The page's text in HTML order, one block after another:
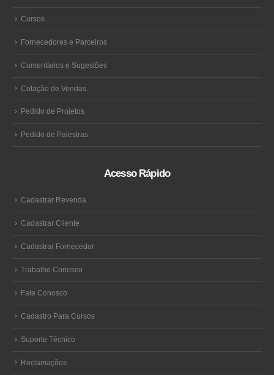
Cursos
Fornecedores e Parceiros
Comentários e Sugestões
Cotação de Vendas
Pedido de Projetos
Pedido de Palestras
Acesso Rápido
Cadastrar Revenda
Cadastrar Cliente
Cadastrar Fornecedor
Trabalhe Conosco
Fale Conosco
Cadastro Para Cursos
Suporte Técnico
Reclamações